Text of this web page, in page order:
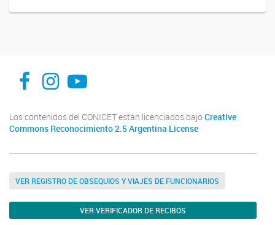
INFIVE La Plata Instituto de Fisiología Vegetal, La Plata
Los contenidos del CONICET están licenciados bajo Creative
Commons Reconocimiento 2.5 Argentina License
VER REGISTRO DE OBSEQUIOS Y VIAJES DE FUNCIONARIOS
VER VERIFICADOR DE RECIBOS